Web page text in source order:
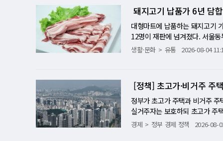
슬라 AI 칩 A15는 삼성전자보
열해질 전망이다. 삼성전자 추
2029~2030년까지 이미 확보됐
달러 수준에서 최대 640억달러
경쟁이 더욱 치열해질 것으로
심 변수로 떠오르고 있다. AI 슈
반도체 공급망과 산업 주도권
은 분위기가 크게 개선됐다. 비
가장 큰 폭의 상승을 기록했고,
정적인 전망으로 전환됐다. 이
호남 반도체 클러스터 조성과
에 따른 투자 수요 분산 등이 복
7.6으로 전월보다 상승했다. 철
할 가능성이 커졌다는 의미다.
늦추는 요인으로도 작용할 수
질 가능성이 크다고 보고 있다.
0억달러로 지난해보다 7% 증가
가격은 400달러로 지난해보다
상…프리미엄 전략 강화 평균판
해 들어 꾸준히 상승하면서 스
나 고가 모델 판매 비중을 확대
가 늘어나면서 전체 시장 매출
를 본 기업은 애플이다. 애플은
고 출하량도 13% 늘었다. 특히
유지했다. 소비자 입장에서는
율 확대라는 결과로 이어졌다.
성과 수익성이 정상 궤도에 오
쿠팡이 개인정보 유출 사태의
에는 뉴욕증시 상장 이후 가장
자'와 달리 이번 손실은 과징금
2분기 영업손실은 5억5600만
습을 위한 지출이 한꺼번에 반
기 적자로 끝나지 않는다는 점이
추가 세액을 통지받았다. 회사
실성은 이어질 수밖에 없다. 인
산, 판매자 재고 보상 등을 포함
돼지고기 납품가 6년 담
대형마트에 납품하는 돼지고기
12명이 재판에 넘겨졌다. 서울
한 도드람푸드 등 6개 업체와 임
도 확인됐다. 검찰은 담합 적발
에는 담합으로 소비자가격이
고기값 20% 올린 '담합 카르텔'
최소 20% 이상 끌어올린 혐의
사 이후 증거인멸까지 이뤄졌다
생활·문화 유통 2026-08-04
[정책] 초고가·비거주 주
정부가 초고가 주택과 비거주
실거주자는 보호하되 초고가 주
에 반영하겠다는 취지다. 재정
경제 정부 경제 정책 2026-08-